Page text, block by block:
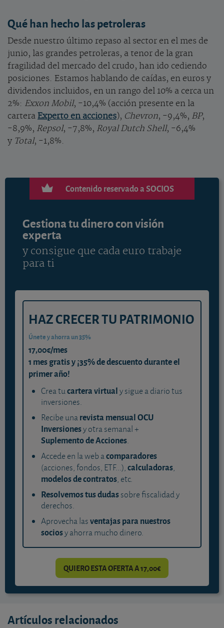
Qué han hecho las petroleras
Desde nuestro último repaso al sector en el mes de
junio, las grandes petroleras, a tenor de la gran
fragilidad del mercado del crudo, han ido cediendo
posiciones. Estamos hablando de caídas, en euros y
dividendos incluidos, en un rango del 10% a cerca un
2%: Exxon Mobil, -10,4% (acción presente en la
cartera Experto en acciones), Chevron, -9,4%, BP,
-8,9%, Repsol, -7,8%, Royal Dutch Shell, -6,4%
y Total, -1,8%.
Contenido reservado a SOCIOS
Gestiona tu dinero con visión
experta
y consigue que cada euro trabaje
para ti
HAZ CRECER TU PATRIMONIO
Únete y ahorra un 35%
17,00€/mes
1 mes gratis y ¡35% de descuento durante el
primer año!
Crea tucartera virtualy sigue a diario tus
inversiones.
Recibe unarevista mensual OCU
Inversionesy otra semanal +
Suplemento de Acciones.
Accede en la web acomparadores
(acciones, fondos, ETF...),calculadoras,
modelos de contratos, etc.
Resolvemos tus dudassobre fiscalidad y
derechos.
Aprovecha lasventajas para nuestros
sociosy ahorra mucho dinero.
QUIERO ESTA OFERTA A 17,00€
Artículos relacionados